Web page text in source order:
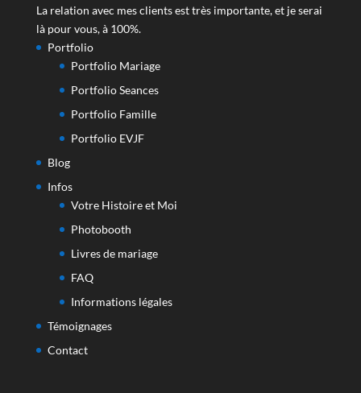
La relation avec mes clients est très importante, et je serai
là pour vous, à 100%.
Portfolio
Portfolio Mariage
Portfolio Seances
Portfolio Famille
Portfolio EVJF
Blog
Infos
Votre Histoire et Moi
Photobooth
Livres de mariage
FAQ
Informations légales
Témoignages
Contact